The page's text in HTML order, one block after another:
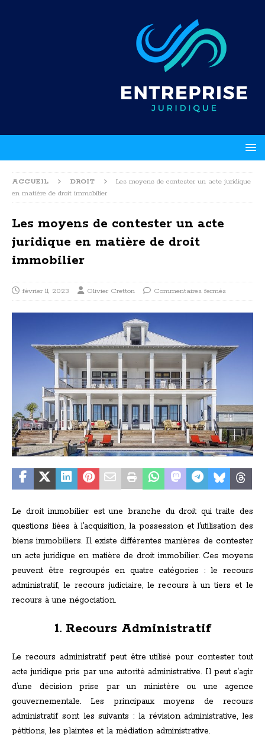
ACCUEIL DROIT
Les moyens de contester un acte juridique
en matière de droit immobilier
Les moyens de contester un acte
juridique en matière de droit
immobilier
février 11, 2023 Olivier Cretton Commentaires fermés
Le droit immobilier est une branche du droit qui traite des
questions liées à l’acquisition, la possession et l’utilisation des
biens immobiliers. Il existe différentes manières de contester
un acte juridique en matière de droit immobilier. Ces moyens
peuvent être regroupés en quatre catégories : le recours
administratif, le recours judiciaire, le recours à un tiers et le
recours à une négociation.
1. Recours Administratif
Le recours administratif peut être utilisé pour contester tout
acte juridique pris par une autorité administrative. Il peut s’agir
d’une décision prise par un ministère ou une agence
gouvernementale. Les principaux moyens de recours
administratif sont les suivants : la révision administrative, les
pétitions, les plaintes et la médiation administrative.